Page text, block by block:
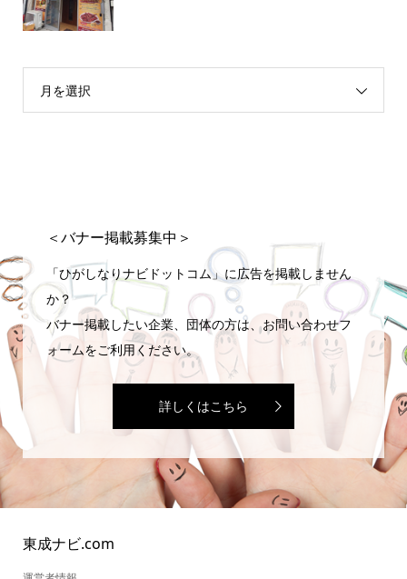
月を選択
＜バナー掲載募集中＞
「ひがしなりナビドットコム」に広告を掲載しません
か？
バナー掲載したい企業、団体の方は、お問い合わせフ
ォームをご利用ください。
詳しくはこちら
東成ナビ.com